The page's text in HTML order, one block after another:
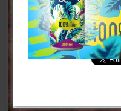
[mailpoet_form id=